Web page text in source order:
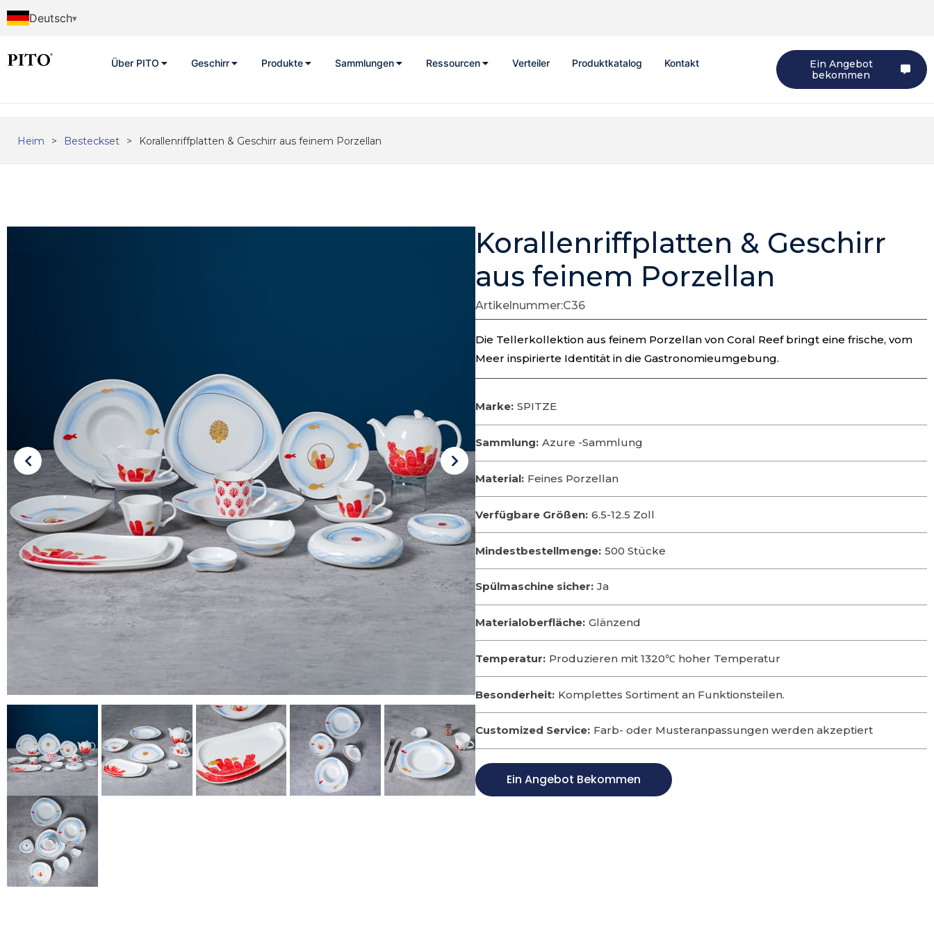
Deutsch
Über PITO Geschirr Produkte Sammlungen Ressourcen Verteiler Produktkatalog Kontakt
Ein Angebot
bekommen
Heim > Besteckset > Korallenriffplatten & Geschirr aus feinem Porzellan
Korallenriffplatten & Geschirr
aus feinem Porzellan
Artikelnummer:C36
Die Tellerkollektion aus feinem Porzellan von Coral Reef bringt eine frische, vom
Meer inspirierte Identität in die Gastronomieumgebung.
Marke: SPITZE
Sammlung: Azure -Sammlung
Material: Feines Porzellan
Verfügbare Größen: 6.5-12.5 Zoll
Mindestbestellmenge: 500 Stücke
Spülmaschine sicher: Ja
Materialoberfläche: Glänzend
Temperatur: Produzieren mit 1320℃ hoher Temperatur
Besonderheit: Komplettes Sortiment an Funktionsteilen.
Customized Service: Farb- oder Musteranpassungen werden akzeptiert
Ein Angebot Bekommen